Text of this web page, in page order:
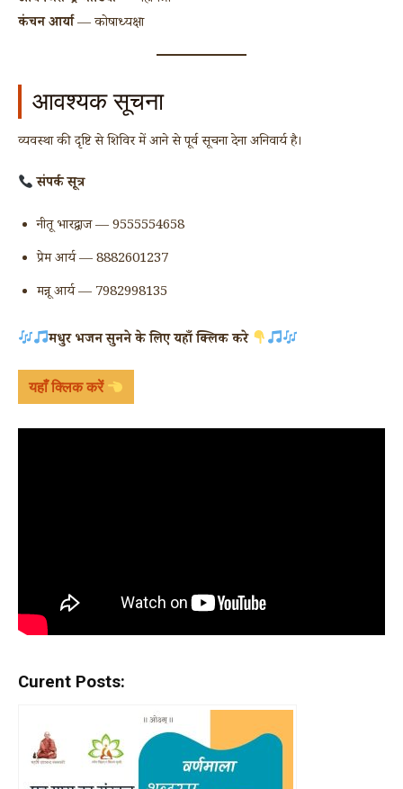
कंचन आर्या— कोषाध्यक्षा
आवश्यक सूचना
व्यवस्था की दृष्टि से शिविर में आने से पूर्व सूचना देना अनिवार्य है।
संपर्क सूत्र
नीतू भारद्वाज — 9555554658
प्रेम आर्य — 8882601237
मन्नू आर्य — 7982998135
मधुर भजन सुनने के लिए यहाँ क्लिक करे
यहाँ क्लिक करें
Curent Posts: